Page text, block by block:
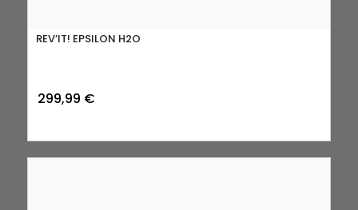
REV’IT! EPSILON H2O
299,99 €